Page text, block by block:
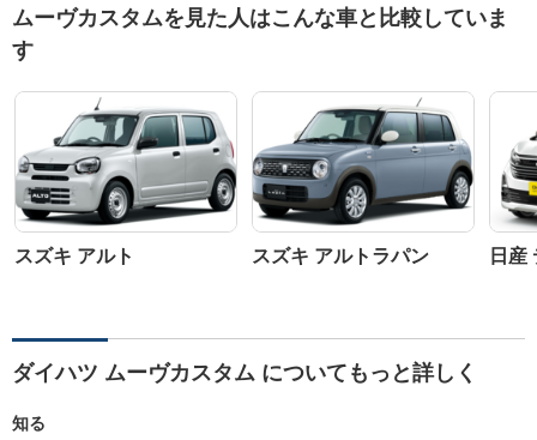
ムーヴカスタムを見た人はこんな車と比較していま
す
スズキ アルト スズキ アルトラパン 日産
ダイハツ ムーヴカスタム についてもっと詳しく
知る